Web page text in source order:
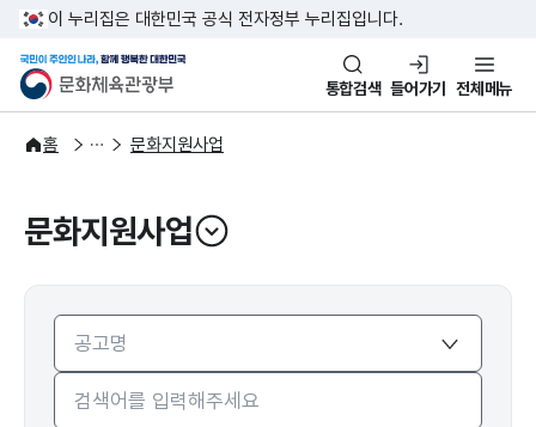
본문 바로가기
주메뉴 바로가기
이 누리집은 대한민국 공식 전자정부 누리집입니다.
문화체육관광부
국민이 주인인 나라, 함께 행복
통합검색 들어가기 전체메뉴
홈
문화광장 문화지원사업
문화지원사업
열기